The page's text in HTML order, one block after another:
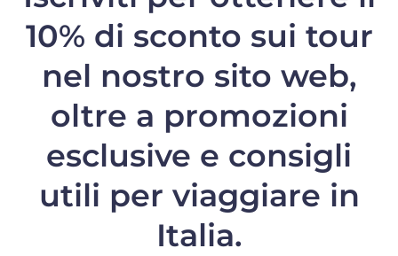
10% di sconto sui tour
nel nostro sito web,
oltre a promozioni
esclusive e consigli
utili per viaggiare in
Italia.